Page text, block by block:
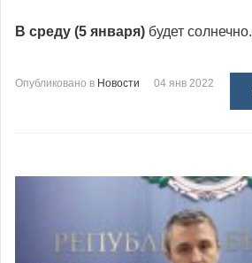
В среду (5 января) будет солнечно.
Опубликовано в Новости 04 янв 2022